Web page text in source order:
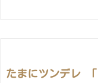
たまにツンデレ